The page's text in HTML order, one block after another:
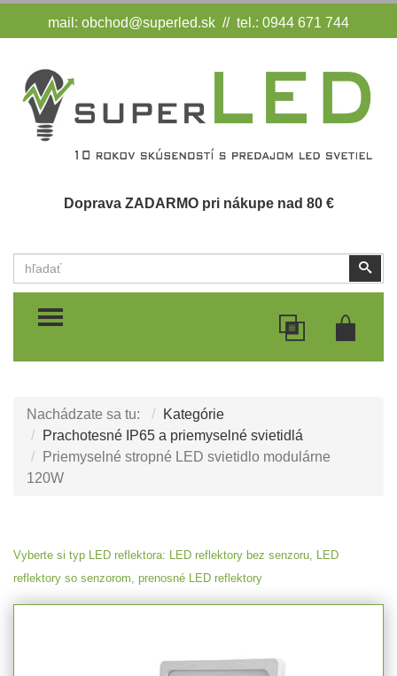
mail: obchod@superled.sk // tel.: 0944 671 744
Doprava ZADARMO pri nákupe nad 80 €
Vyhľadať
TOGGLE MENU
Nachádzate sa tu:
Kategórie
Prachotesné IP65 a priemyselné svietidlá
Priemyselné stropné LED svietidlo modulárne
120W
Vyberte si typ LED reflektora: LED reflektory bez senzoru, LED
reflektory so senzorom, prenosné LED reflektory